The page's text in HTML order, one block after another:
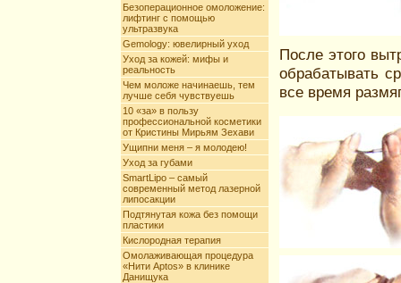
Безоперационное омоложение:
лифтинг с помощью
ультразвука
Gemology: ювелирный уход
Уход за кожей: мифы и
реальность
Чем моложе начинаешь, тем
лучше себя чувствуешь
10 «за» в пользу
профессиональной косметики
от Кристины Мирьям Зехави
Ущипни меня – я молодею!
Уход за губами
SmartLipo – самый
современный метод лазерной
липосакции
Подтянутая кожа без помощи
пластики
Кислородная терапия
Омолаживающая процедура
«Нити Aptos» в клинике
Данищука
После этого
обрабатывать
все время